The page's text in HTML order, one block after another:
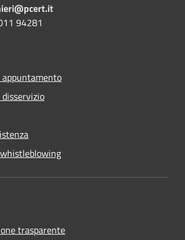
94281
trasparente